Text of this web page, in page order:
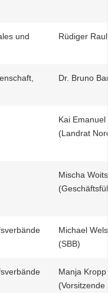
und
Rüdiger
Dr. Bruno
Kai Emanuel
(Landrat
Mischa
Michael
(SBB)
Manja Kropp